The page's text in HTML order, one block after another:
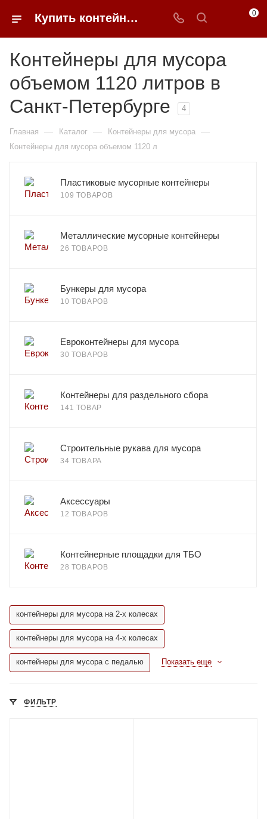
Купить контейнеры для мусора 1120 литров в Санкт-Петербурге | 0FFER 0
Контейнеры для мусора
объемом 1120 литров в
Санкт-Петербурге
4
Главная — Каталог — Контейнеры для мусора —
Контейнеры для мусора объемом 1120 л
Пластиковые мусорные контейнеры
109 ТОВАРОВ
Металлические мусорные контейнеры
26 ТОВАРОВ
Бункеры для мусора
10 ТОВАРОВ
Евроконтейнеры для мусора
30 ТОВАРОВ
Контейнеры для раздельного сбора
141 ТОВАР
Строительные рукава для мусора
34 ТОВАРА
Аксессуары
12 ТОВАРОВ
Контейнерные площадки для ТБО
28 ТОВАРОВ
контейнеры для мусора на 2-х колесах
контейнеры для мусора на 4-х колесах
контейнеры для мусора с педалью Показать еще
ФИЛЬТР